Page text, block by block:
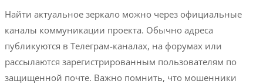
Найти актуальное зеркало можно через официальные
каналы коммуникации проекта. Обычно адреса
публикуются в Телеграм-каналах, на форумах или
рассылаются зарегистрированным пользователям по
защищенной почте. Важно помнить, что мошенники